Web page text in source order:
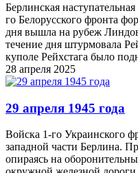
Берлинская
го Белорусского фронта
дня вышла на рубеж
течение дня штурмовала
куполе Рейхстага было
28 апреля 2025
29 апреля 1945 года
Войска 1-го Украинского
западной части Берлина.
опираясь на